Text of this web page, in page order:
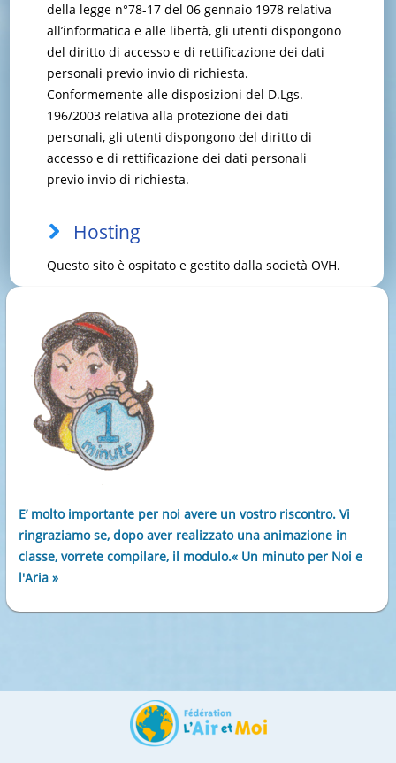
della legge n°78-17 del 06 gennaio 1978 relativa
all’informatica e alle libertà, gli utenti dispongono
del diritto di accesso e di rettificazione dei dati
personali previo invio di richiesta.
Conformemente alle disposizioni del D.Lgs.
196/2003 relativa alla protezione dei dati
personali, gli utenti dispongono del diritto di
accesso e di rettificazione dei dati personali
previo invio di richiesta.
Hosting
Questo sito è ospitato e gestito dalla società OVH.
E’ molto importante per noi avere un vostro riscontro. Vi
ringraziamo se, dopo aver realizzato una animazione in
classe, vorrete compilare, il modulo.« Un minuto per Noi e
l'Aria »